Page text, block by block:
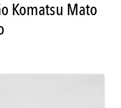
Komatsu Mato